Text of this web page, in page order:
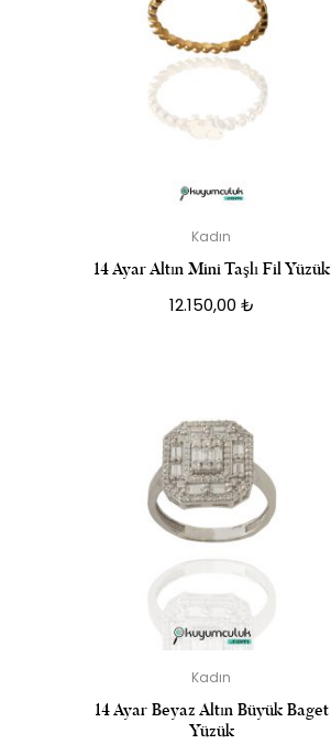
Kadın
14 Ayar Altın Mini Taşlı Fil Yüzük
12.150,00 ₺
Kadın
14 Ayar Beyaz Altın Büyük Baget
Yüzük